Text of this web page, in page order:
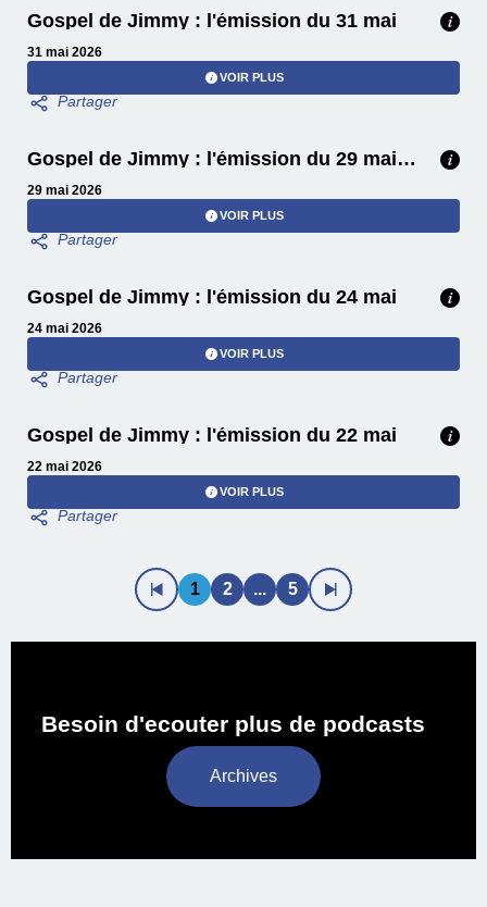
Gospel de Jimmy : l'émission du 31 mai
31 mai 2026
VOIR PLUS
Gospel de Jimmy : l'émission du 29 mai avec Agathe, Laury et Sandrine de l'Ahuna Gospel
29 mai 2026
VOIR PLUS
Gospel de Jimmy : l'émission du 24 mai
24 mai 2026
VOIR PLUS
Gospel de Jimmy : l'émission du 22 mai
22 mai 2026
VOIR PLUS
1 2 ... 5
Besoin d'ecouter plus de podcasts
Archives